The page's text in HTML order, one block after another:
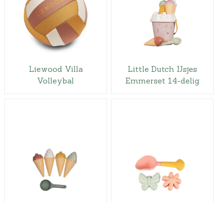
Liewood Villa
Volleybal
Little Dutch IJsjes
Emmerset 14-delig